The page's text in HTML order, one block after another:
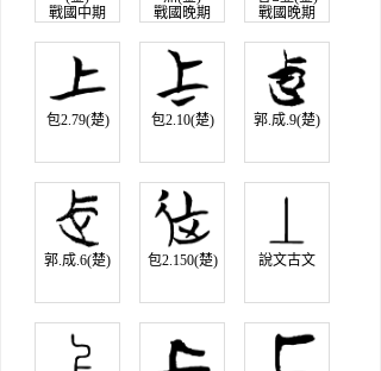
戰國中期
戰國晚期
戰國晚期
包2.79(楚) 包2.10(楚) 郭.成.9(楚)
郭.成.6(楚) 包2.150(楚) 說文古文